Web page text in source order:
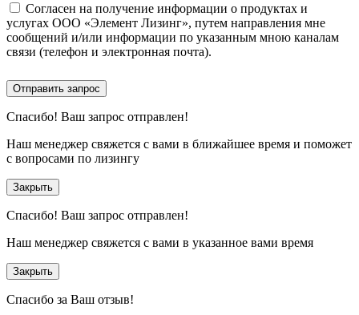
Согласен на получение информации о продуктах и
услугах ООО «Элемент Лизинг», путем направления мне
сообщений и/или информации по указанным мною каналам
связи (телефон и электронная почта).
Отправить запрос
Спасибо! Ваш запрос отправлен!
Наш менеджер свяжется с вами в ближайшее время и поможет
с вопросами по лизингу
Закрыть
Спасибо! Ваш запрос отправлен!
Наш менеджер свяжется с вами в указанное вами время
Закрыть
Спасибо за Ваш отзыв!